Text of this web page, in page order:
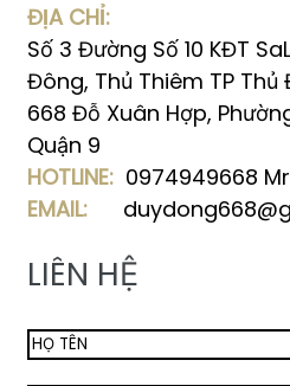
ĐỊA CHỈ:
Số 3 Đường Số 10 KĐT
Đông, Thủ Thiêm TP Thủ
668 Đỗ Xuân Hợp,
Quận 9
HOTLINE: 0974949668
EMAIL:
LIÊN HỆ